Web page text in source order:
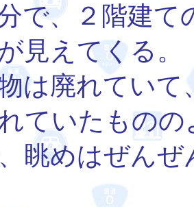
で、２階建て
見えてくる。
は廃れていて
ていたもの
眺めはぜん